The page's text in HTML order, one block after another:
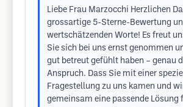
Liebe Frau Marzocchi Herzlichen
grossartige 5-Sterne-Bewertung
wertschätzenden Worte! Es freut
Sie sich bei uns ernst genommen
gut betreut gefühlt haben – genau
Anspruch. Dass Sie mit einer
Fragestellung zu uns kamen und
gemeinsam eine passende Lösung